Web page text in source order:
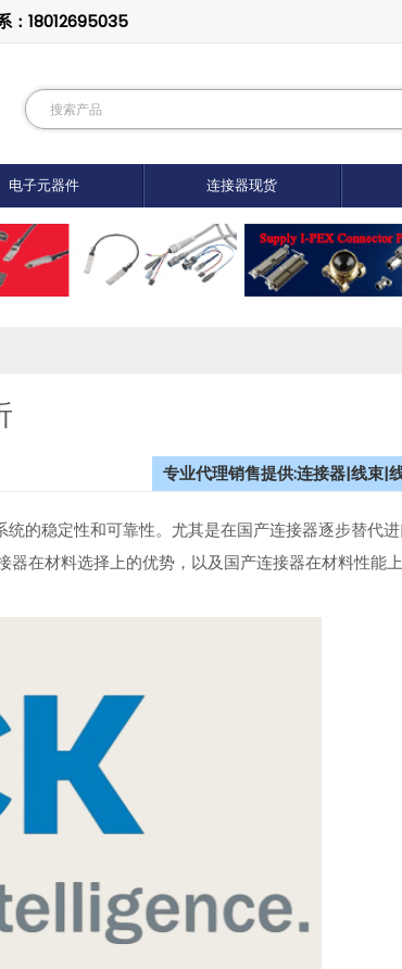
：18012695035
电子元器件 连接器现货
专业代理销售提供:连接器|线束|
的稳定性和可靠性。尤其是在国产连接器逐步替代
在材料选择上的优势，以及国产连接器在材料性能